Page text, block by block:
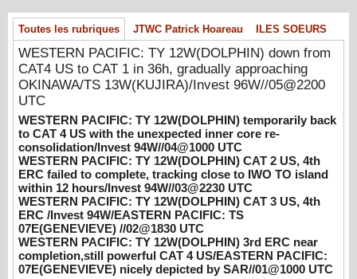
WESTERN PACIFIC: TY 12W(DOLPHIN)
temporarily back to CAT 4 US with the
unexpected inner core re-
consolidation/Invest 94W//04@1000 UTC
08/04/2026 -PATRICK HOAREAU
WESTERN PACIFIC: TY 12W(DOLPHIN)
CAT 2 US, 4th ERC failed to complete,
tracking close to IWO TO island within 12
hours/Invest 94W//03@2230 UTC
08/04/2026 -PATRICK HOAREAU
WESTERN PACIFIC: TY 12W(DOLPHIN)
CAT 3 US, 4th ERC /Invest 94W/EASTERN
PACIFIC: TS 07E(GENEVIEVE) //02@1830
UTC
08/02/2026 -PATRICK HOAREAU
Toutes les rubriques JTWC Patrick Hoareau ILES SOEURS
WESTERN PACIFIC: TY 12W(DOLPHIN) down from
CAT4 US to CAT 1 in 36h, gradually approaching
OKINAWA/TS 13W(KUJIRA)/Invest 96W//05@2200
UTC
WESTERN PACIFIC: TY 12W(DOLPHIN) temporarily back
to CAT 4 US with the unexpected inner core re-
consolidation/Invest 94W//04@1000 UTC
WESTERN PACIFIC: TY 12W(DOLPHIN) CAT 2 US, 4th
ERC failed to complete, tracking close to IWO TO island
within 12 hours/Invest 94W//03@2230 UTC
WESTERN PACIFIC: TY 12W(DOLPHIN) CAT 3 US, 4th
ERC /Invest 94W/EASTERN PACIFIC: TS
07E(GENEVIEVE) //02@1830 UTC
WESTERN PACIFIC: TY 12W(DOLPHIN) 3rd ERC near
completion,still powerful CAT 4 US/EASTERN PACIFIC:
07E(GENEVIEVE) nicely depicted by SAR//01@1000 UTC